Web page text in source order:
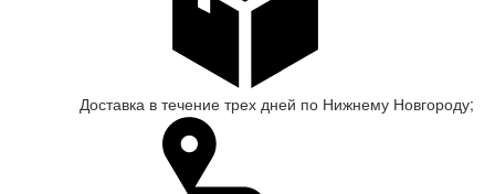
Доставка в течение трех дней по Нижнему Новгороду;